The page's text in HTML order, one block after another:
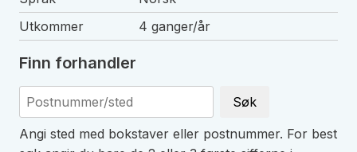
Utkommer
4 ganger/år
Finn forhandler
Søk
Angi sted med bokstaver eller postnummer. For best